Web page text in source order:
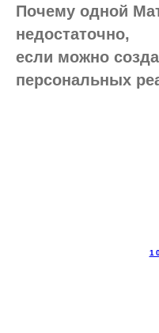
Почему одной
недостаточно,
если можно
персональных